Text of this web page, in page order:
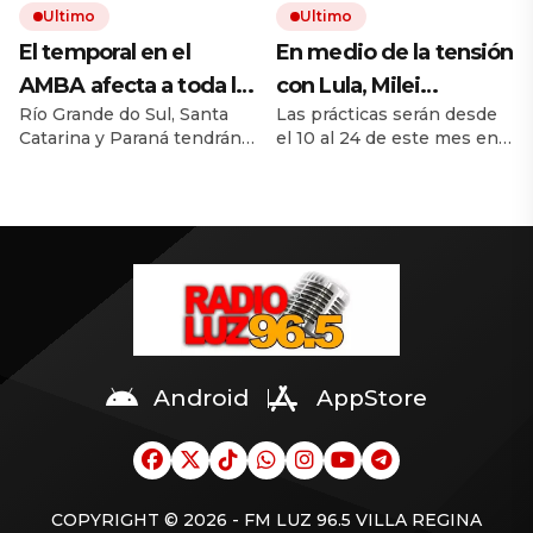
paso.
empleos, mientras la
inflación sigue por encima
que podría afectar futuras
tasas.
Ultimo
El temporal en el
AMBA afecta a toda la
región: alerta por un
ciclón extratropical,
Río Grande do Sul, Santa
Catarina y Paraná tendrán
de Janeiro, Minas Gerais y
también pueden registrar
también está en alerta.
Ultimo
En medio de la tensión
con Lula, Milei
permitió el ingreso al
país de la Marina de
Las prácticas serán desde
el 10 al 24 de este mes en
Android AppStore
COPYRIGHT © 2026 - FM LUZ 96.5 VILLA REGINA